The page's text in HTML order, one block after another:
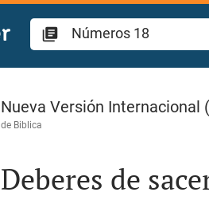
Números 18
Nueva Versión Internacional
de Biblica
Deberes de